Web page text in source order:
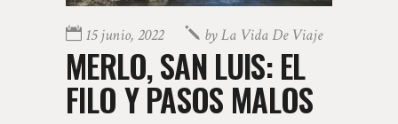
15 junio, 2022 byLa Vida De Viaje
MERLO, SAN LUIS: EL
FILO Y PASOS MALOS